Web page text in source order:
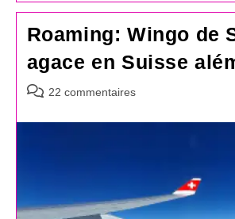
Roaming: Wingo de
agace en Suisse
Commentaires
la
22 commentaires